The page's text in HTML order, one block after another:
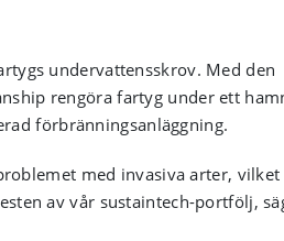
undervattensskrov. Med den
rengöra fartyg under ett
förbränningsanläggning.
med invasiva arter, vilket
av vår sustaintech-portfölj,